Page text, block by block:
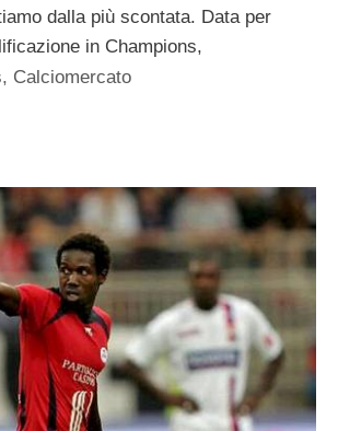
dalla più scontata. Data per
in Champions,
, Calciomercato